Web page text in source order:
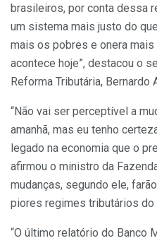
brasileiros, por conta dessa
um sistema mais justo do
mais os pobres e onera
acontece hoje”, destacou o
Reforma Tributária, Bernardo
“Não vai ser perceptível a
amanhã, mas eu tenho
legado na economia que o
afirmou o ministro da
mudanças, segundo ele,
piores regimes tributários do
“O último relatório do Banco